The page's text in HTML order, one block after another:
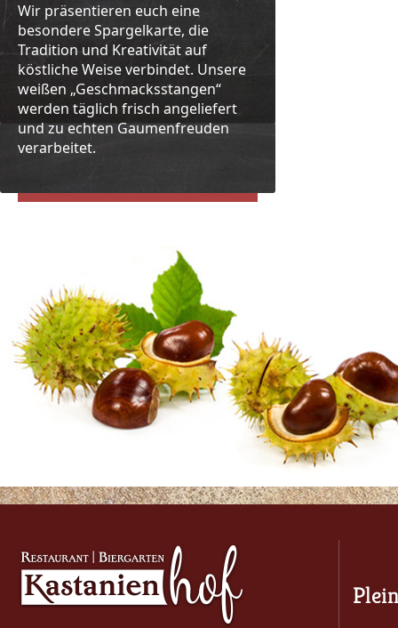
Wir präsentieren euch eine
besondere Spargelkarte, die
Tradition und Kreativität auf
köstliche Weise verbindet. Unsere
weißen „Geschmacksstangen“
werden täglich frisch angeliefert
und zu echten Gaumenfreuden
verarbeitet.